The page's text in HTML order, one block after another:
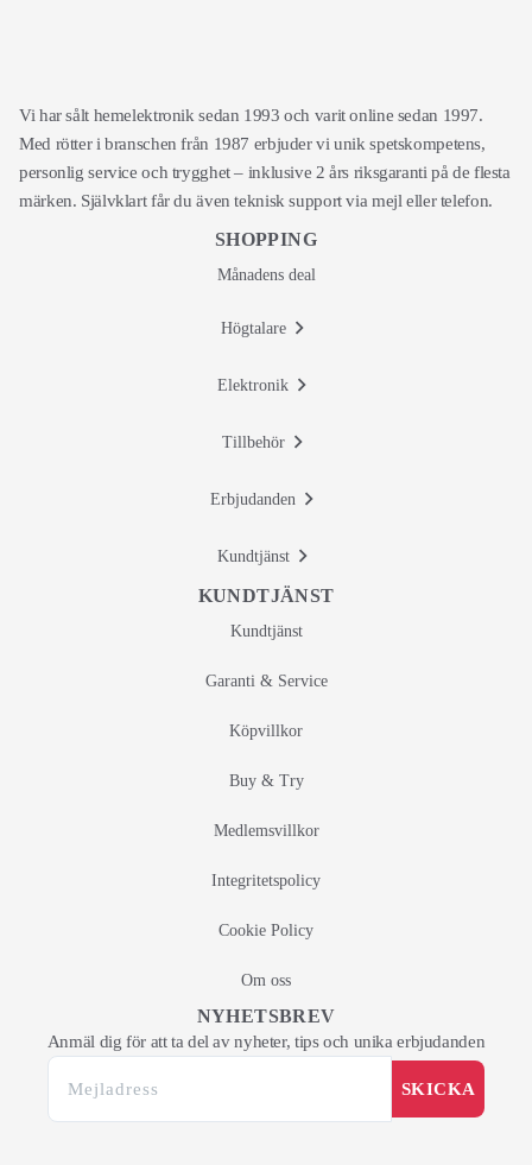
Vi har sålt hemelektronik sedan 1993 och varit online sedan 1997.
Med rötter i branschen från 1987 erbjuder vi unik spetskompetens,
personlig service och trygghet – inklusive 2 års riksgaranti på de flesta
märken. Självklart får du även teknisk support via mejl eller telefon.
SHOPPING
Månadens deal
Högtalare
Elektronik
Tillbehör
Erbjudanden
Kundtjänst
KUNDTJÄNST
Kundtjänst
Garanti & Service
Köpvillkor
Buy & Try
Medlemsvillkor
Integritetspolicy
Cookie Policy
Om oss
NYHETSBREV
Anmäl dig för att ta del av nyheter, tips och unika erbjudanden
SKICKA